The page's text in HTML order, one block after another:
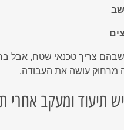
צריך טכנאי שטח, אבל
מרחוק עושה את העבודה.